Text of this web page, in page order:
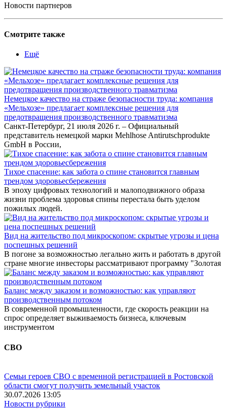
Новости партнеров
Смотрите также
Ещё
Немецкое качество на страже безопасности труда: компания
«Мельхозе» предлагает комплексные решения для
предотвращения производственного травматизма
Санкт-Петербург, 21 июля 2026 г. – Официальный
представитель немецкой марки Mehlhose Antirutschprodukte
GmbH в России,
Тихое спасение: как забота о спине становится главным
трендом здоровьесбережения
В эпоху цифровых технологий и малоподвижного образа
жизни проблема здоровья спины перестала быть уделом
пожилых людей.
Вид на жительство под микроскопом: скрытые угрозы и цена
поспешных решений
В погоне за возможностью легально жить и работать в другой
стране многие инвесторы рассматривают программу "Золотая
Баланс между заказом и возможностью: как управляют
производственным потоком
В современной промышленности, где скорость реакции на
спрос определяет выживаемость бизнеса, ключевым
инструментом
СВО
Семьи героев СВО с временной регистрацией в Ростовской
области смогут получить земельный участок
30.07.2026 13:05
Новости рубрики